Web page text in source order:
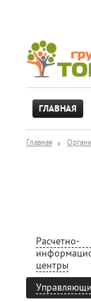
ГЛАВНАЯ
Главная
Расчетно-
центры